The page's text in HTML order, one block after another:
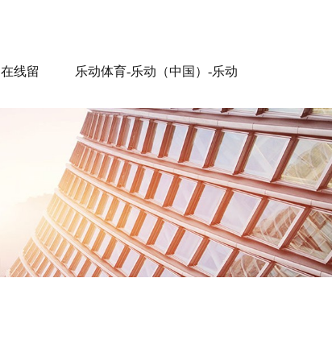
在线留 乐动体育-乐动（中国）-乐动
（中国）